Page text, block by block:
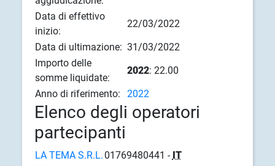
Data di effettivo
inizio:
22/03/2022
Data di ultimazione: 31/03/2022
Importo delle
somme liquidate:
2022: 22.00
Anno di riferimento:
2022
Elenco degli operatori
partecipanti
LA TEMA S.R.L. 01769480441 - IT